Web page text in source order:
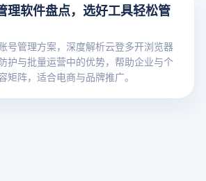
理软件盘点，选好工具轻松管
号管理方案，深度解析云登多开浏览器
护与批量运营中的优势，帮助企业与个
矩阵，适合电商与品牌推广。